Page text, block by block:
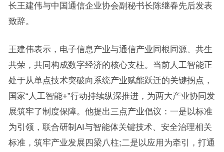
长王建伟与中国通信企业协会副秘书长陈继春先后发表
致辞。
王建伟表示，电子信息产业与通信产业同根同源、共生
共荣，共同构成数字经济的核心支柱。当前人工智能正
处于从单点技术突破向系统产业赋能跃迁的关键拐点，
国家“人工智能+”行动持续纵深推进，为两大产业协同发
展筑牢了制度保障。他提出三点产业倡议：一是以标准
为引领，联合研制AI与智能体关键技术、安全治理相关
标准，筑牢产业发展四梁八柱;二是以应用为牵引，打通